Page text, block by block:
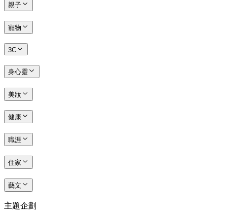
親子
寵物
3C
身心靈
美妝
健康
職涯
住家
藝文
主題企劃